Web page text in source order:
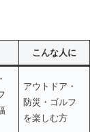
こんな人に
アウトドア・
防災・ゴルフ
を楽しむ方